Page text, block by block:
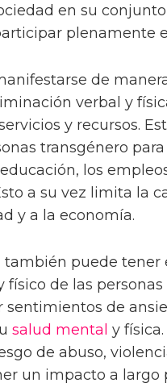
en su
plenamente
de
verbal y
y recursos.
transgénero
los
a su vez limita la
y a la economía.
también puede tener
físico de las
de
salud mental y
de abuso,
un impacto a largo